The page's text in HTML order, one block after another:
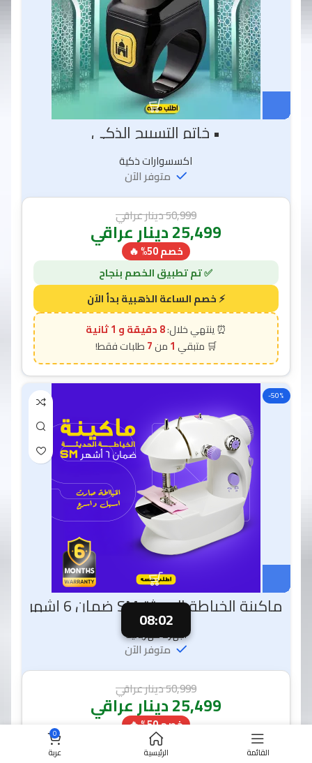
• خاتم التسبيح الذكي
اكسسوارات ذكية
متوفر الآن
50,999دينار عراقي
25,499دينار عراقي
خصم 50% 🔥
7 دقيقة و 58 ثانية
1
7
-50%
ماكينة الخياطة الحديثة SM ضمان 6 أشهر
أجهزة كهربائية
متوفر الآن
50,999دينار عراقي
25,499دينار عراقي
خصم 50% 🔥
القائمة الرئيسية
0
عربة
08:00